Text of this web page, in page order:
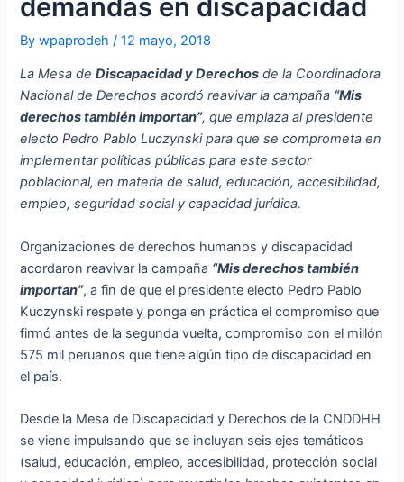
demandas en discapacidad
Bywpaprodeh/12 mayo, 2018
La Mesa de Discapacidad y Derechos de la Coordinadora
Nacional de Derechos acordó reavivar la campaña “Mis
derechos también importan”, que emplaza al presidente
electo Pedro Pablo Luczynski para que se comprometa en
implementar políticas públicas para este sector
poblacional, en materia de salud, educación, accesibilidad,
empleo, seguridad social y capacidad jurídica.
Organizaciones de derechos humanos y discapacidad
acordaron reavivar la campaña “Mis derechos también
importan”, a fin de que el presidente electo Pedro Pablo
Kuczynski respete y ponga en práctica el compromiso que
firmó antes de la segunda vuelta, compromiso con el millón
575 mil peruanos que tiene algún tipo de discapacidad en
el país.
Desde la Mesa de Discapacidad y Derechos de la CNDDHH
se viene impulsando que se incluyan seis ejes temáticos
(salud, educación, empleo, accesibilidad, protección social